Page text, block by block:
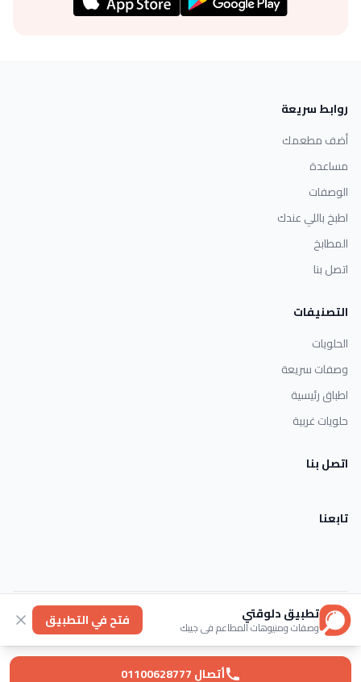
أتصال 01100628777
روابط سريعة
أضف مطعمك
مساعدة
الوصفات
اطبخ باللي عندك
المطابخ
اتصل بنا
التصنيفات
الحلويات
وصفات سريعة
اطباق رئيسية
حلويات غربية
اتصل بنا
تابعنا
خصوصية عنا
© 2026 Dlwaqty. جميع الحقوق محفوظة.
Powered byGAIT
تطبيق دلوقتي
وصفات ومنيوهات المطاعم في جيبك فتح في التطبيق